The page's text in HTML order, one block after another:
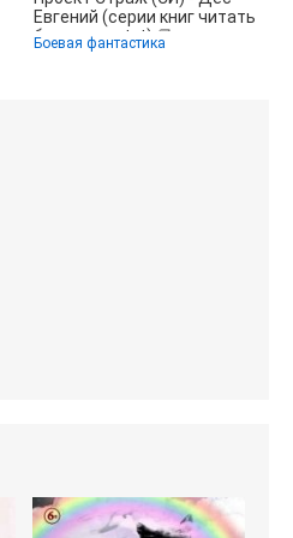
Евгений (серии книг читать
бесплатно txt) 📗
Боевая фантастика